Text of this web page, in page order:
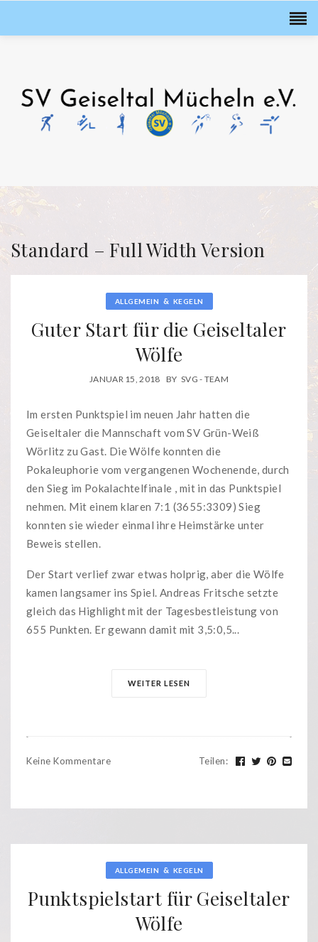
Standard – Full Width Version
ALLGEMEIN & KEGELN
Guter Start für die Geiseltaler
Wölfe
JANUAR 15, 2018 BY SVG - TEAM
Im ersten Punktspiel im neuen Jahr hatten die
Geiseltaler die Mannschaft vom SV Grün-Weiß
Wörlitz zu Gast. Die Wölfe konnten die
Pokaleuphorie vom vergangenen Wochenende, durch
den Sieg im Pokalachtelfinale , mit in das Punktspiel
nehmen. Mit einem klaren 7:1 (3655:3309) Sieg
konnten sie wieder einmal ihre Heimstärke unter
Beweis stellen.
Der Start verlief zwar etwas holprig, aber die Wölfe
kamen langsamer ins Spiel. Andreas Fritsche setzte
gleich das Highlight mit der Tagesbestleistung von
655 Punkten. Er gewann damit mit 3,5:0,5...
WEITER LESEN
Keine Kommentare Teilen:
ALLGEMEIN & KEGELN
Punktspielstart für Geiseltaler
Wölfe